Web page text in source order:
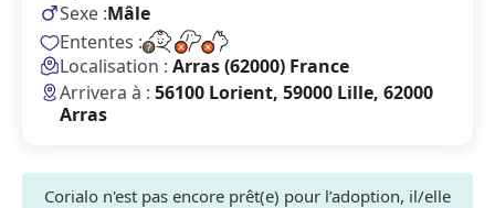
Sexe :Mâle
Ententes :
Localisation : Arras (62000) France
Arrivera à : 56100 Lorient, 59000 Lille, 62000
Arras
Corialo n'est pas encore prêt(e) pour l’adoption, il/elle